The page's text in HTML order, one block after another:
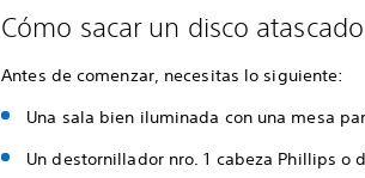
Cómo sacar un disco
Antes de comenzar, necesitas lo siguiente:
Una sala bien iluminada con una mesa
Un destornillador nro. 1 cabeza Phillips o